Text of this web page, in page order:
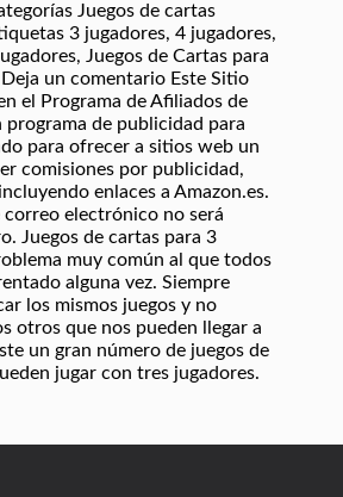
Juegos de cartas
3 jugadores, 4 jugadores,
Juegos de Cartas para
Deja un comentario Este Sitio
el Programa de Afiliados de
programa de publicidad para
para ofrecer a sitios web un
comisiones por publicidad,
enlaces a Amazon.es.
correo electrónico no será
Juegos de cartas para 3
muy común al que todos
alguna vez. Siempre
los mismos juegos y no
otros que nos pueden llegar a
un gran número de juegos de
jugar con tres jugadores.